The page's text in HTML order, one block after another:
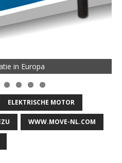
in Europa
ELEKTRISCHE MOTOR
WWW.MOVE-NL.COM